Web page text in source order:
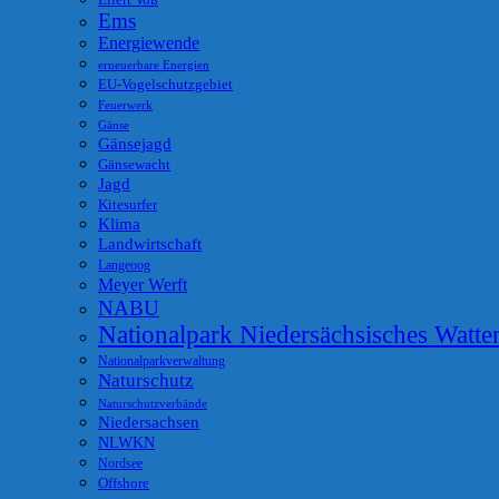
Ems
Energiewende
erneuerbare Energien
EU-Vogelschutzgebiet
Feuerwerk
Gänse
Gänsejagd
Gänsewacht
Jagd
Kitesurfer
Klima
Landwirtschaft
Langeoog
Meyer Werft
NABU
Nationalpark Niedersächsisches
Nationalparkverwaltung
Naturschutz
Naturschutzverbände
Niedersachsen
NLWKN
Nordsee
Offshore